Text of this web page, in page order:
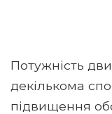
Потужність
декількома
підвищення